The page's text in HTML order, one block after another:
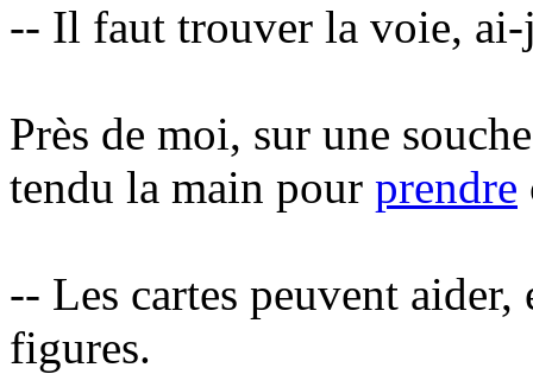
-- Il faut trouver la voie,
Près de moi, sur une
tendu la main pour prendre
-- Les cartes peuvent
figures.